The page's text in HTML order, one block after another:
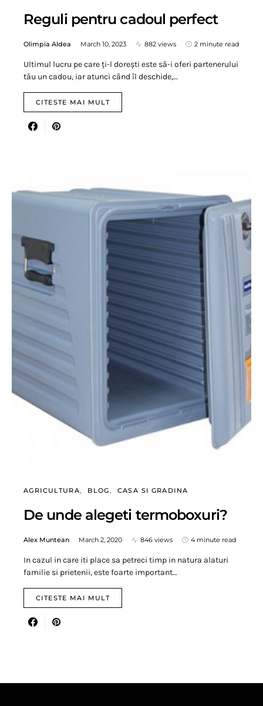
Reguli pentru cadoul perfect
Olimpia Aldea March 10, 2023 882 views 2 minute read
Ultimul lucru pe care ți-l dorești este să-i oferi partenerului
tău un cadou, iar atunci când îl deschide,…
CITESTE MAI MULT
AGRICULTURA BLOG CASA SI GRADINA
De unde alegeti termoboxuri?
Alex Muntean March 2, 2020 846 views 4 minute read
In cazul in care iti place sa petreci timp in natura alaturi
familie si prietenii, este foarte important…
CITESTE MAI MULT